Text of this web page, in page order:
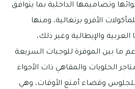
وتصاميمها الداخلية بما يتوافق
الأفرو برتغالية، ومنها
والإيطالية وغير ذلك،
ما بين الموفرة للوجبات السريعة
الحلويات والمقاهي ذات الأجواء
للجلوس وقضاء أمتع الأوقات، وهي